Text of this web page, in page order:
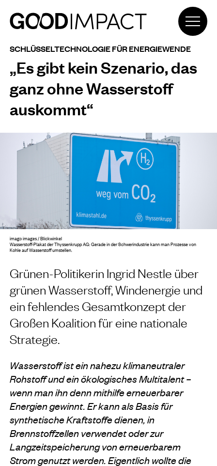
SCHLÜSSELTECHNOLOGIE FÜR ENERGIEWENDE
„Es gibt kein Szenario, das
ganz ohne Wasserstoff
auskommt“
Grünen-Politikerin Ingrid Nestle über
grünen Wasserstoff, Windenergie und
ein fehlendes Gesamtkonzept der
Großen Koalition für eine nationale
Strategie.
Wasserstoff ist ein nahezu klimaneutraler
Rohstoff und ein ökologisches Multitalent –
wenn man ihn denn mithilfe erneuerbarer
Energien gewinnt. Er kann als Basis für
synthetische Kraftstoffe dienen, in
Brennstoffzellen verwendet oder zur
Langzeitspeicherung von erneuerbarem
Strom genutzt werden. Eigentlich wollte die
imago images / Blickwinkel
Wasserstoff-Plakat der Thyssenkrupp AG: Gerade in der Schwerindustrie kann man Prozesse von
Kohle auf Wasserstoff umstellen.